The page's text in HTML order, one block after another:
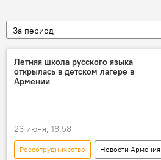
За период
Летняя школа русского языка
открылась в детском лагере в
Армении
23 июня, 18:58
Россотрудничество
Новости Армения